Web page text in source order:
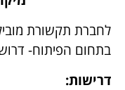
לחברת תקשורת
בתחום הפיתוח-
דרישות: